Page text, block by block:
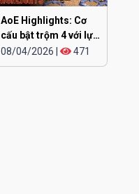
AoE Highlights: Cơ
cấu bật trộm 4 với lực
siêu khỏe
08/04/2026 471